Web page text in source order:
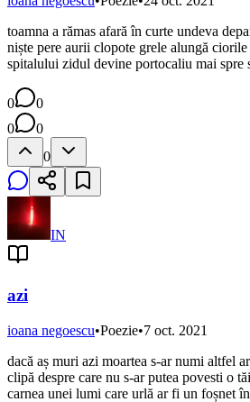
toamna a rămas afară în curte undeva
niște pere aurii clopote grele alungă ciorile
spitalului zidul devine portocaliu mai spre
0
0
0
0
0
IN
azi
ioana negoescu•Poezie•7 oct. 2021
dacă aș muri azi moartea s-ar numi altfel
clipă despre care nu s-ar putea povesti o
carnea unei lumi care urlă ar fi un foșnet